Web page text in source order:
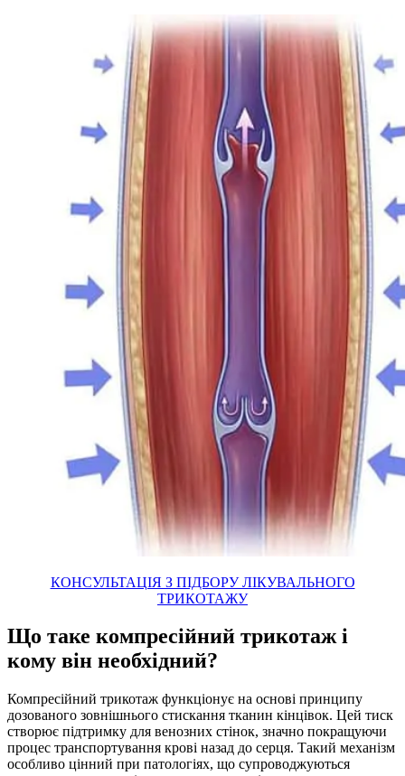
КОНСУЛЬТАЦІЯ З ПІДБОРУ ЛІКУВАЛЬНОГО
ТРИКОТАЖУ
Що таке компресійний трикотаж і
кому він необхідний?
Компресійний трикотаж функціонує на основі принципу
дозованого зовнішнього стискання тканин кінцівок. Цей тиск
створює підтримку для венозних стінок, значно покращуючи
процес транспортування крові назад до серця. Такий механізм
особливо цінний при патологіях, що супроводжуються